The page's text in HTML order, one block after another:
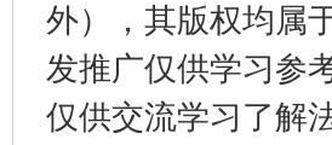
外），其版权均属
发推广仅供学习参
仅供交流学习了解
东山县通报“牛蛙产品抗生素超标问